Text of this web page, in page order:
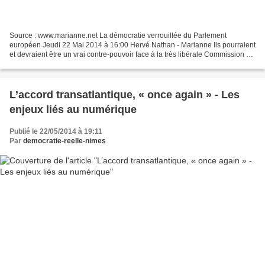
Source : www.marianne.net La démocratie verrouillée du Parlement
européen Jeudi 22 Mai 2014 à 16:00 Hervé Nathan - Marianne Ils pourraient
et devraient être un vrai contre-pouvoir face à la très libérale Commission et
L’accord transatlantique, « once again » - Les
enjeux liés au numérique
Publié le 22/05/2014 à 19:11
Par democratie-reelle-nimes